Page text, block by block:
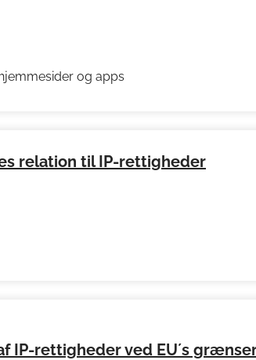
og apps
relation til IP-rettigheder
IP-rettigheder ved EU´s